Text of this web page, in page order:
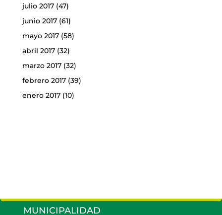
julio 2017(47)
junio 2017(61)
mayo 2017(58)
abril 2017(32)
marzo 2017(32)
febrero 2017(39)
enero 2017(10)
MUNICIPALIDAD